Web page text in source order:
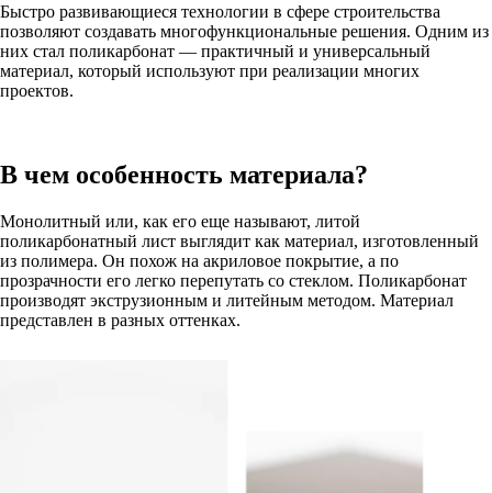
Быстро развивающиеся технологии в сфере строительства
позволяют создавать многофункциональные решения. Одним из
них стал поликарбонат — практичный и универсальный
материал, который используют при реализации многих
проектов.
В чем особенность материала?
Монолитный или, как его еще называют, литой
поликарбонатный лист выглядит как материал, изготовленный
из полимера. Он похож на акриловое покрытие, а по
прозрачности его легко перепутать со стеклом. Поликарбонат
производят экструзионным и литейным методом. Материал
представлен в разных оттенках.